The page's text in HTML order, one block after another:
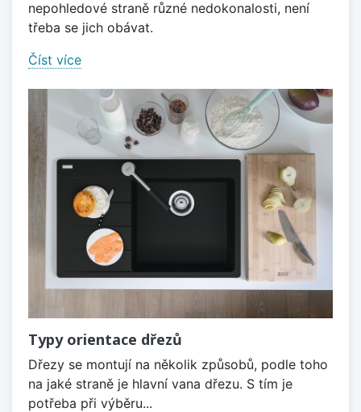
nepohledové straně různé nedokonalosti, není
třeba se jich obávat.
Číst více
Typy orientace dřezů
Dřezy se montují na několik způsobů, podle toho
na jaké straně je hlavní vana dřezu. S tím je
potřeba při výběru...